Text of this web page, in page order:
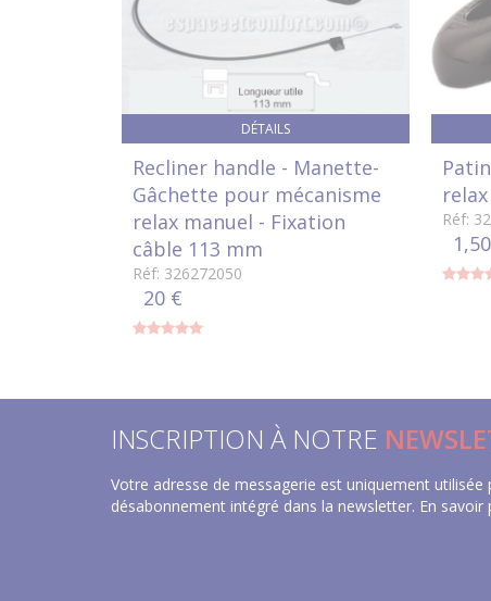
DÉTAILS
Recliner handle - Manette-
Gâchette pour mécanisme
relax manuel - Fixation
câble 113 mm
Réf: 326272050
20 €
relax
Réf:
INSCRIPTION À NOTRE
Votre adresse de messagerie est uniquement
désabonnement intégré dans la newsletter. En